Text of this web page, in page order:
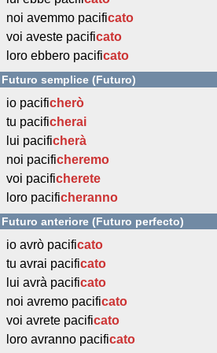
noi avemmo pacificato
voi aveste pacificato
loro ebbero pacificato
Futuro semplice (Futuro)
io pacificherò
tu pacificherai
lui pacificherà
noi pacificheremo
voi pacificherete
loro pacificheranno
Futuro anteriore (Futuro perfecto)
io avrò pacificato
tu avrai pacificato
lui avrà pacificato
noi avremo pacificato
voi avrete pacificato
loro avranno pacificato